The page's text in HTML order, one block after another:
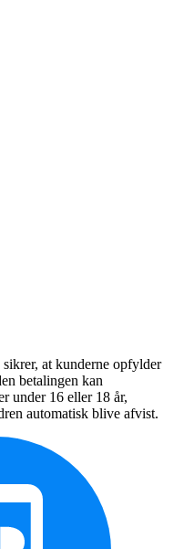
at kunderne opfylder
betalingen kan
under 16 eller 18 år,
automatisk blive afvist.